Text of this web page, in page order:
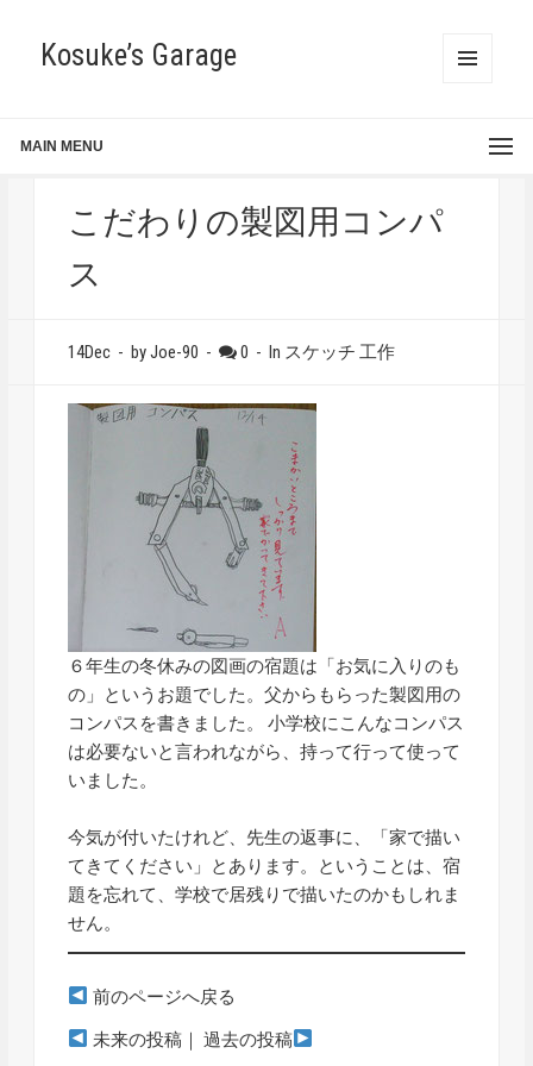
Kosuke’s Garage
MAIN MENU
こだわりの製図用コンパ
ス
14Dec - by Joe-90 - 0 - In スケッチ 工作
６年生の冬休みの図画の宿題は「お気に入りのも
の」というお題でした。父からもらった製図用の
コンパスを書きました。 小学校にこんなコンパス
は必要ないと言われながら、持って行って使って
いました。
今気が付いたけれど、先生の返事に、「家で描い
てきてください」とあります。ということは、宿
題を忘れて、学校で居残りで描いたのかもしれま
せん。
前のページへ戻る
未来の投稿｜ 過去の投稿